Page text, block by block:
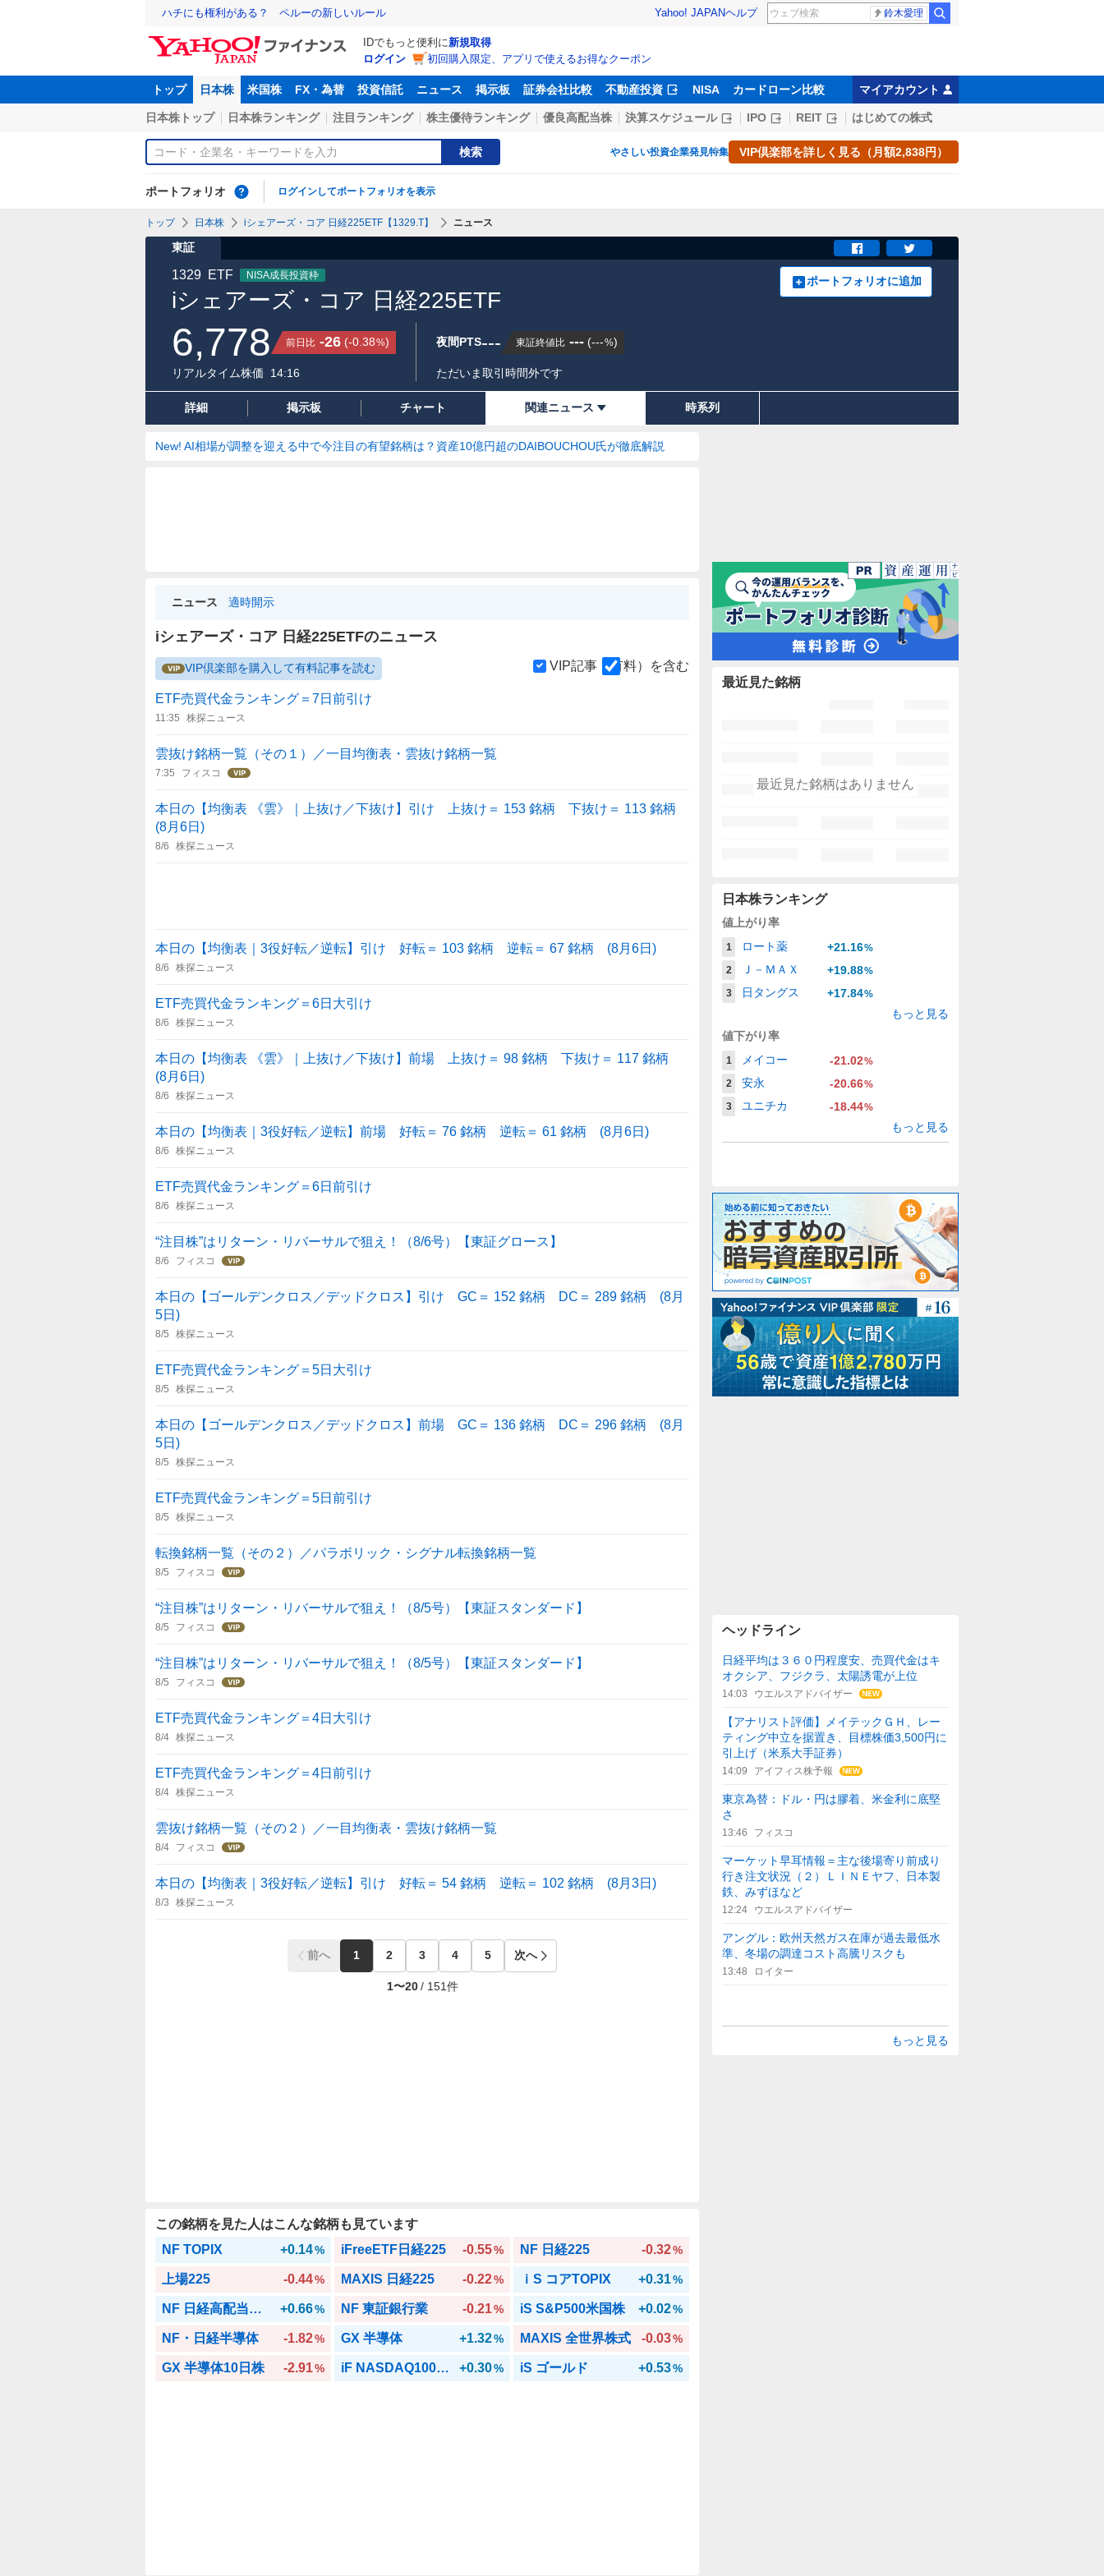
ハチにも権利がある？ ペルーの新しいルール Yahoo! JAPANヘルプ 鈴木愛理
IDでもっと便利に新規取得
ログイン
初回購入限定、アプリで使えるお得なクーポン
トップ 日本株 米国株 FX・為替 投資信託 ニュース 掲示板 証券会社比較 不動産投資 NISA カードローン比較 マイアカウント
日本株トップ 日本株ランキング 注目ランキング 株主優待ランキング 優良高配当株 決算スケジュール IPO REIT はじめての株式
検索 やさしい投資企業発見特集 VIP倶楽部を詳しく見る（月額2,838円）
ポートフォリオ ログインしてポートフォリオを表示
トップ 日本株 iシェアーズ・コア 日経225ETF【1329.T】 ニュース
東証
iシェアーズ・コア 日経225ETF
1329 ETF NISA成長投資枠 ポートフォリオに追加
6,778 前日比 -26 (-0.38%)
リアルタイム株価 14:16
夜間PTS--- 東証終値比 --- (---%)
ただいま取引時間外です
詳細 掲示板 チャート 関連ニュース 時系列
New! AI相場が調整を迎える中で今注目の有望銘柄は？資産10億円超のDAIBOUCHOU氏が徹底解説
ニュース 適時開示
iシェアーズ・コア 日経225ETFのニュース
VIP倶楽部を購入して有料記事を読む VIP記事（有料）を含む
ETF売買代金ランキング＝7日前引け
11:35 株探ニュース
雲抜け銘柄一覧（その１）／一目均衡表・雲抜け銘柄一覧
7:35 フィスコ
本日の【均衡表 《雲》｜上抜け／下抜け】引け 上抜け＝ 153 銘柄 下抜け＝ 113 銘柄
(8月6日)
8/6 株探ニュース
本日の【均衡表｜3役好転／逆転】引け 好転＝ 103 銘柄 逆転＝ 67 銘柄 (8月6日)
8/6 株探ニュース
ETF売買代金ランキング＝6日大引け
8/6 株探ニュース
本日の【均衡表 《雲》｜上抜け／下抜け】前場 上抜け＝ 98 銘柄 下抜け＝ 117 銘柄
(8月6日)
8/6 株探ニュース
本日の【均衡表｜3役好転／逆転】前場 好転＝ 76 銘柄 逆転＝ 61 銘柄 (8月6日)
8/6 株探ニュース
ETF売買代金ランキング＝6日前引け
8/6 株探ニュース
“注目株”はリターン・リバーサルで狙え！（8/6号）【東証グロース】
8/6 フィスコ
本日の【ゴールデンクロス／デッドクロス】引け GC＝ 152 銘柄 DC＝ 289 銘柄 (8月
5日)
8/5 株探ニュース
ETF売買代金ランキング＝5日大引け
8/5 株探ニュース
本日の【ゴールデンクロス／デッドクロス】前場 GC＝ 136 銘柄 DC＝ 296 銘柄 (8月
5日)
8/5 株探ニュース
ETF売買代金ランキング＝5日前引け
8/5 株探ニュース
転換銘柄一覧（その２）／パラボリック・シグナル転換銘柄一覧
8/5 フィスコ
“注目株”はリターン・リバーサルで狙え！（8/5号）【東証スタンダード】
8/5 フィスコ
“注目株”はリターン・リバーサルで狙え！（8/5号）【東証スタンダード】
8/5 フィスコ
ETF売買代金ランキング＝4日大引け
8/4 株探ニュース
ETF売買代金ランキング＝4日前引け
8/4 株探ニュース
雲抜け銘柄一覧（その２）／一目均衡表・雲抜け銘柄一覧
8/4 フィスコ
本日の【均衡表｜3役好転／逆転】引け 好転＝ 54 銘柄 逆転＝ 102 銘柄 (8月3日)
8/3 株探ニュース
前へ 1 2 3 4 5 次へ
1〜20 / 151件
この銘柄を見た人はこんな銘柄も見ています
NF TOPIX
+0.14% iFreeETF日経225 -0.55% NF 日経225 -0.32%
上場225 -0.44% MAXIS 日経225 -0.22% ｉS コアTOPIX +0.31%
NF 日経高配当株50 +0.66% NF 東証銀行業 -0.21% iS S&P500米国株 +0.02%
NF・日経半導体 -1.82% GX 半導体 +1.32% MAXIS 全世界株式 -0.03%
GX 半導体10日株 -2.91% iF NASDAQ100NH +0.30% iS ゴールド +0.53%
最近見た銘柄
最近見た銘柄はありません
日本株ランキング
値上がり率
1 ロート薬 +21.16%
2
Ｊ－ＭＡＸ +19.88%
3
日タングス +17.84%
もっと見る
値下がり率
1 メイコー -21.02%
2
安永 -20.66%
3
ユニチカ -18.44%
もっと見る
ヘッドライン
日経平均は３６０円程度安、売買代金はキ
オクシア、フジクラ、太陽誘電が上位
14:03 ウエルスアドバイザー
【アナリスト評価】メイテックＧＨ、レー
ティング中立を据置き、目標株価3,500円に
引上げ（米系大手証券）
14:09 アイフィス株予報
東京為替：ドル・円は膠着、米金利に底堅
さ
13:46 フィスコ
マーケット早耳情報＝主な後場寄り前成り
行き注文状況（２）ＬＩＮＥヤフ、日本製
鉄、みずほなど
12:24 ウエルスアドバイザー
アングル：欧州天然ガス在庫が過去最低水
準、冬場の調達コスト高騰リスクも
13:48 ロイター
もっと見る